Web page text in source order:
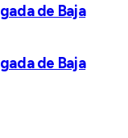
de Baja
de Baja